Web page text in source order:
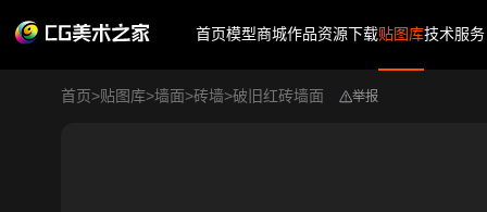
首页模型商城作品资源下载贴图库技术服务
首页>贴图库>墙面>砖墙>破旧红砖墙面 举报